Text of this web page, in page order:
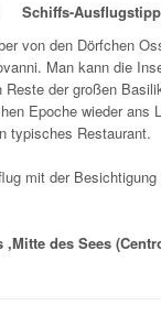
Schiffs-
von den Dörfchen
Man kann die
der großen
Epoche wieder
typisches Restaurant.
mit der
des Sees